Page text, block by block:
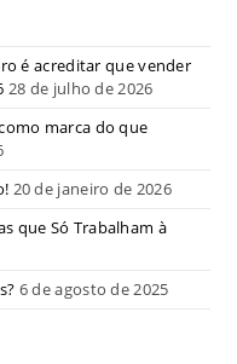
é acreditar que vender
28 de julho de 2026
marca do que
20 de janeiro de 2026
que Só Trabalham à
6 de agosto de 2025